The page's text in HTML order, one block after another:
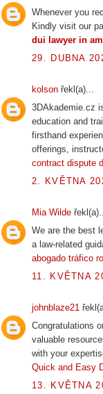
Whenever you
Kindly visit our
dui lawyer in
29. DUBNA
kolson řekl(a)...
3DAkademie.cz
education and
firsthand
offerings,
contract dispute
2. KVĚTNA
Mia Wilde řekl(a)...
We are the best
a law-related
abogado tráfico
11. KVĚTNA
johnblaze21
Congratulations
valuable
with your
Quick and Easy
13. KVĚTNA